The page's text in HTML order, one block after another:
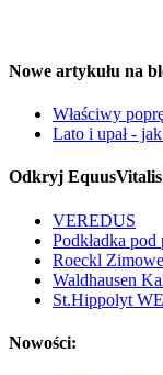
Nowe artykułu na
Właściwy
Lato i upał -
Odkryj
VEREDUS
Podkładka
Roeckl
Waldhausen
St.Hippolyt
Nowości: